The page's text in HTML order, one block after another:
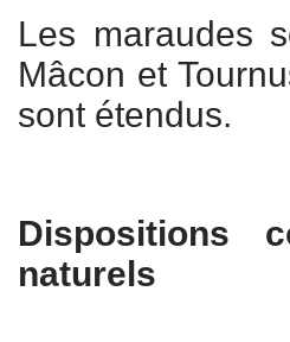
Les maraudes
Mâcon et
sont étendus.
Dispositions
naturels